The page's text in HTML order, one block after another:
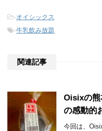
-オイシックス
-牛乳飲み放題
関連記事
Oisixの熊
の感動的
今回は、